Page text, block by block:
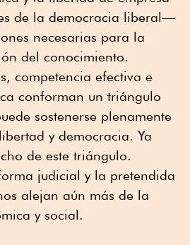
de la democracia liberal—
necesarias para la
del conocimiento.
competencia efectiva e
conforman un triángulo
sostenerse plenamente
y democracia. Ya
de este triángulo.
judicial y la pretendida
alejan aún más de la
y social.